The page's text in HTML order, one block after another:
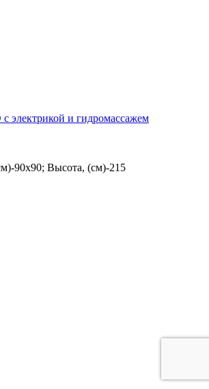
электрикой и гидромассажем
90x90; Высота, (см)-215